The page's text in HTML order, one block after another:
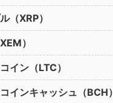
（XRP）
）
イン（LTC）
インキャッシュ（BCH）